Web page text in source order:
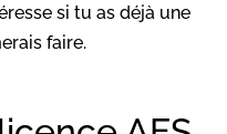
si tu as déjà une
faire.